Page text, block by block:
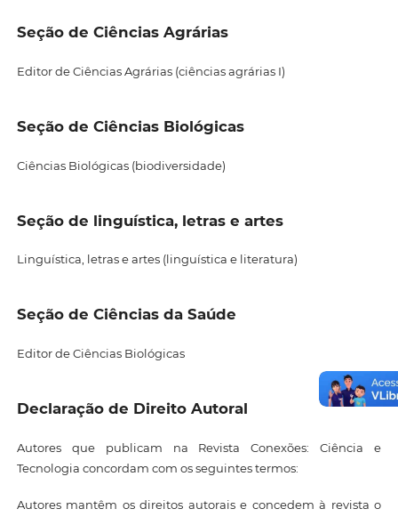
Seção de Ciências Agrárias
Editor de Ciências Agrárias (ciências agrárias I)
Seção de Ciências Biológicas
Ciências Biológicas (biodiversidade)
Seção de linguística, letras e artes
Linguística, letras e artes (linguística e literatura)
Seção de Ciências da Saúde
Editor de Ciências Biológicas
Declaração de Direito Autoral
Autores que publicam na Revista Conexões: Ciência e
Tecnologia concordam com os seguintes termos:
Autores mantêm os direitos autorais e concedem à revista o